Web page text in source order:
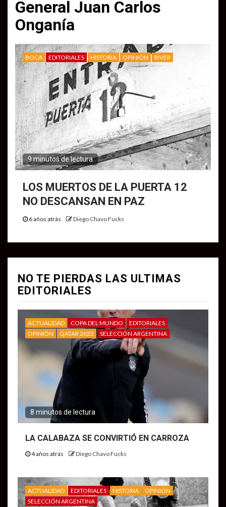
General Juan Carlos
Onganía
BOCA EDITORIALES HISTORIA OPINIÓN RIVER
9 minutos de lectura
LOS MUERTOS DE LA PUERTA 12
NO DESCANSAN EN PAZ
6 años atrás Diego Chavo Fucks
NO TE PIERDAS LAS ULTIMAS
EDITORIALES
ACTUALIDAD COPA DEL MUNDO
EDITORIALES
OPINIÓN
QATAR 2022 SELECCIÓN ARGENTINA
8 minutos de lectura
LA CALABAZA SE CONVIRTIÓ EN CARROZA
4 años atrás Diego Chavo Fucks
ACTUALIDAD EDITORIALES HISTORIA
OPINIÓN
SELECCIÓN ARGENTINA